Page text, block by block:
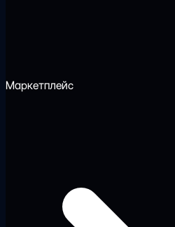
Маркетплейс